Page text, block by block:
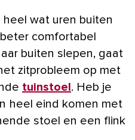
comfortabel
buiten slepen, gaat
zitprobleem op met
tuinstoel. Heb je
heel eind komen met
stoel en een flink